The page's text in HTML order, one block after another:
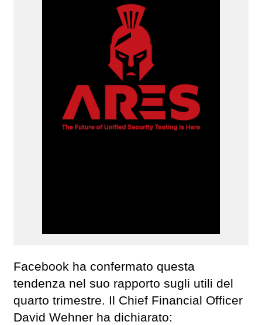
Facebook ha confermato questa
tendenza nel suo rapporto sugli utili del
quarto trimestre. Il Chief Financial Officer
David Wehner ha dichiarato: